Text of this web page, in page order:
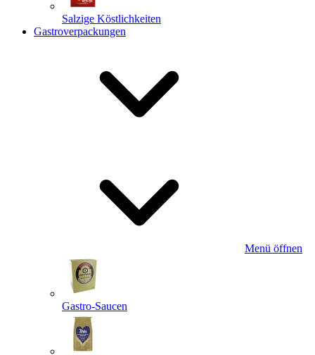
Salzige Köstlichkeiten
Gastroverpackungen
Menü öffnen
Gastro-Saucen